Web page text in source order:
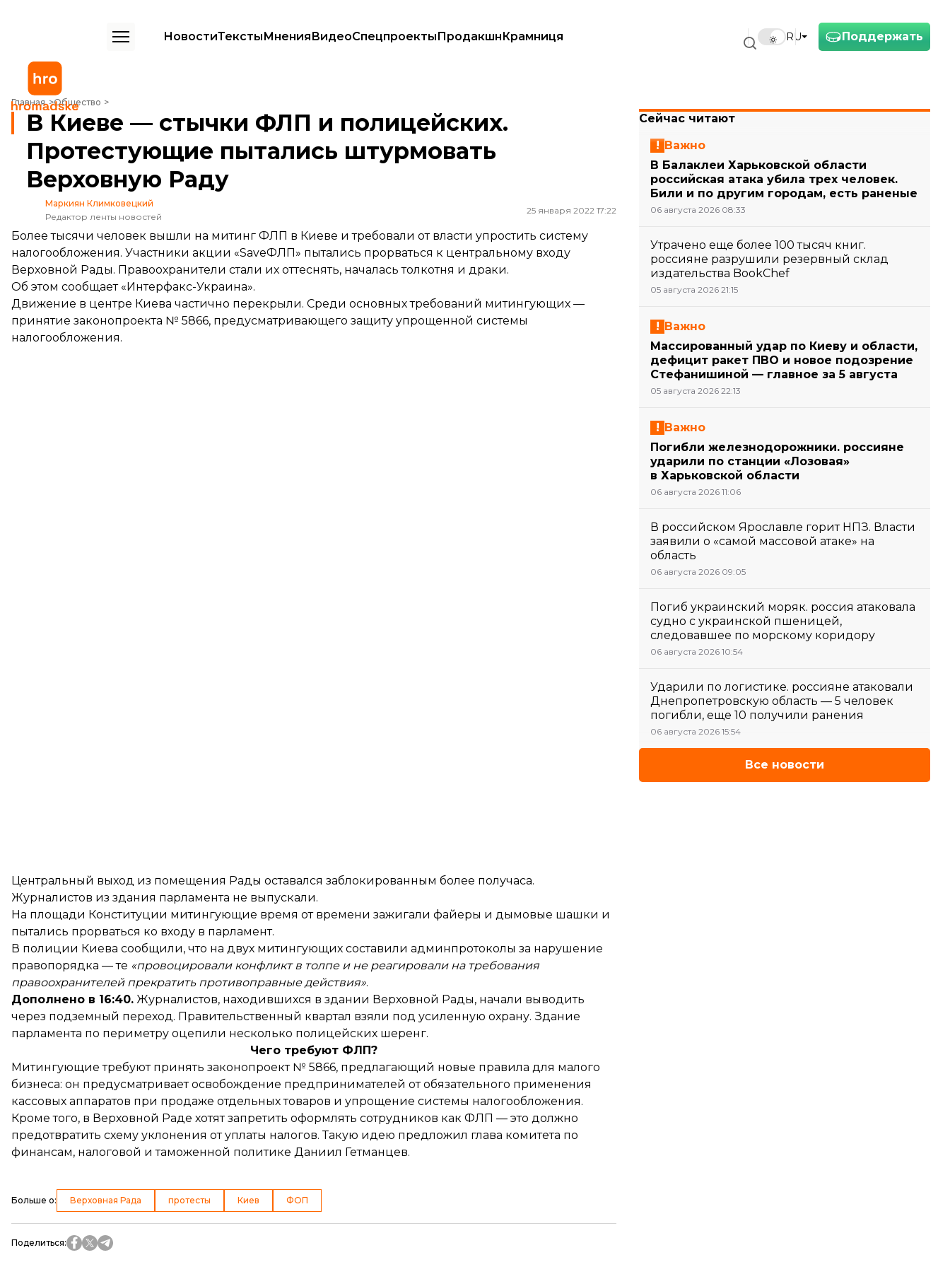
Поддержать
RU
НовостиТекстыМненияВидеоСпецпроектыПродакшнКрамниця
Главная Общество
В Киеве — стычки ФЛП и полицейских. Протестующие пытались штурмовать Верховную Раду
В Киеве — стычки ФЛП и полицейских.
Протестующие пытались штурмовать
Верховную Раду
Маркиян Климковецкий
Редактор ленты новостей
25 января 2022 17:22
Более тысячи человек вышли на митинг ФЛП в Киеве и требовали от власти упростить систему
налогообложения. Участники акции «SaveФЛП» пытались прорваться к центральному входу
Верховной Рады. Правоохранители стали их оттеснять, началась толкотня и драки.
Об этом сообщает «Интерфакс-Украина».
Движение в центре Киева частично перекрыли. Среди основных требований митингующих —
принятие законопроекта № 5866, предусматривающего защиту упрощенной системы
налогообложения.
Центральный выход из помещения Рады оставался заблокированным более получаса.
Журналистов из здания парламента не выпускали.
На площади Конституции митингующие время от времени зажигали файеры и дымовые шашки и
пытались прорваться ко входу в парламент.
В полиции Киева сообщили, что на двух митингующих составили админпротоколы за нарушение
правопорядка — те «провоцировали конфликт в толпе и не реагировали на требования
правоохранителей прекратить противоправные действия».
Дополнено в 16:40. Журналистов, находившихся в здании Верховной Рады, начали выводить
через подземный переход. Правительственный квартал взяли под усиленную охрану. Здание
парламента по периметру оцепили несколько полицейских шеренг.
Чего требуют ФЛП?
Митингующие требуют принять законопроект № 5866, предлагающий новые правила для малого
бизнеса: он предусматривает освобождение предпринимателей от обязательного применения
кассовых аппаратов при продаже отдельных товаров и упрощение системы налогообложения.
Кроме того, в Верховной Раде хотятзапретить оформлять сотрудников как ФЛП — это должно
предотвратить схему уклонения от уплаты налогов. Такую идею предложил глава комитета по
финансам, налоговой и таможенной политике Даниил Гетманцев.
Больше о: Верховная Рада протесты Киев ФОП
Поделиться:
Сейчас читают
Важно
В Балаклеи Харьковской области
российская атака убила трех человек.
Били и по другим городам, есть раненые
06 августа 2026 08:33
Утрачено еще более 100 тысяч книг.
россияне разрушили резервный склад
издательства BookChef
05 августа 2026 21:15
Важно
Массированный удар по Киеву и области,
дефицит ракет ПВО и новое подозрение
Стефанишиной — главное за 5 августа
05 августа 2026 22:13
Важно
Погибли железнодорожники. россияне
ударили по станции «Лозовая»
в Харьковской области
06 августа 2026 11:06
В российском Ярославле горит НПЗ. Власти
заявили о «самой массовой атаке» на
область
06 августа 2026 09:05
Погиб украинский моряк. россия атаковала
судно с украинской пшеницей,
следовавшее по морскому коридору
06 августа 2026 10:54
Ударили по логистике. россияне атаковали
Днепропетровскую область — 5 человек
погибли, еще 10 получили ранения
06 августа 2026 15:54
Все новости